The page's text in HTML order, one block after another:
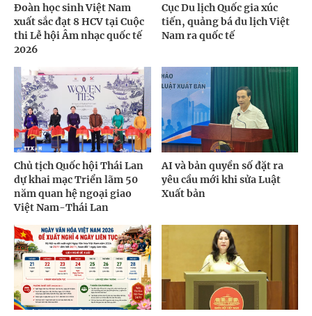
Đoàn học sinh Việt Nam
xuất sắc đạt 8 HCV tại Cuộc
thi Lễ hội Âm nhạc quốc tế
2026
Cục Du lịch Quốc gia xúc
tiến, quảng bá du lịch Việt
Nam ra quốc tế
Chủ tịch Quốc hội Thái Lan
dự khai mạc Triển lãm 50
năm quan hệ ngoại giao
Việt Nam-Thái Lan
AI và bản quyền số đặt ra
yêu cầu mới khi sửa Luật
Xuất bản